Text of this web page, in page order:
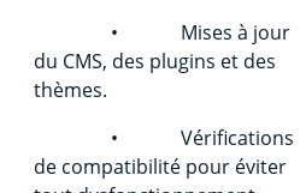
• Mises à jour
du CMS, des plugins et des
thèmes.
• Vérifications
de compatibilité pour éviter